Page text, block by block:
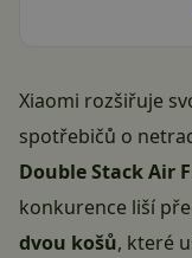
Xiaomi rozšiřuje
spotřebičů o
Double Stack Air
konkurence liší
dvou košů, které